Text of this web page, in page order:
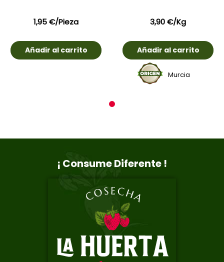
1,95€/Pieza
Añadir al carrito
3,90€/Kg
Añadir al carrito
Murcia
¡ Consume Diferente !